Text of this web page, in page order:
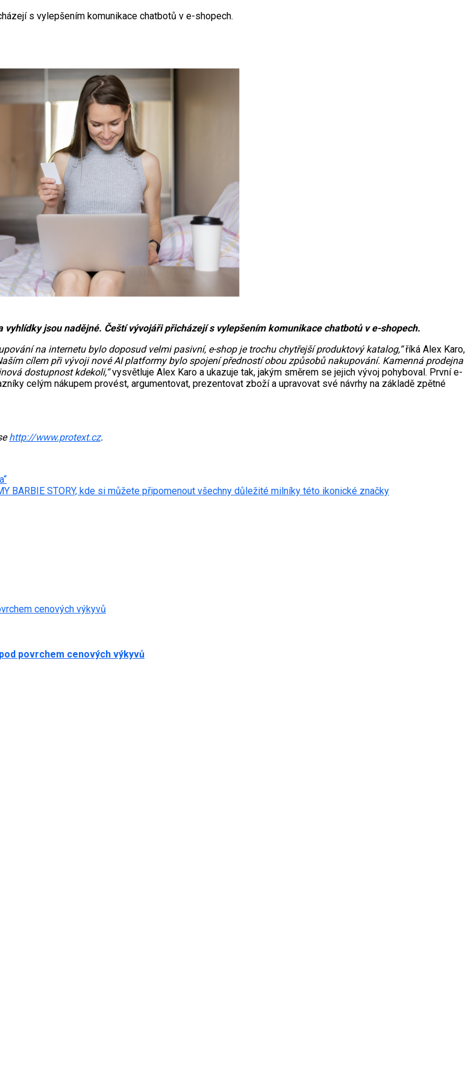
s vylepšením komunikace chatbotů v e-shopech.
jsou nadějné. Čeští vývojáři přicházejí s vylepšením komunikace chatbotů v e-shopech.
na internetu bylo doposud velmi pasivní, e-shop je trochu chytřejší produktový katalog,“říká Alex Karo,
cílem při vývoji nové AI platformy bylo spojení předností obou způsobů nakupování. Kamenná prodejna
dostupnost kdekoli,“vysvětluje Alex Karo a ukazuje tak, jakým směrem se jejich vývoj pohyboval. První e-
celým nákupem provést, argumentovat, prezentovat zboží a upravovat své návrhy na základě zpětné
http://www.protext.cz.
BARBIE STORY, kde si můžete připomenout všechny důležité milníky této ikonické značky
cenových výkyvů
povrchem cenových výkyvů